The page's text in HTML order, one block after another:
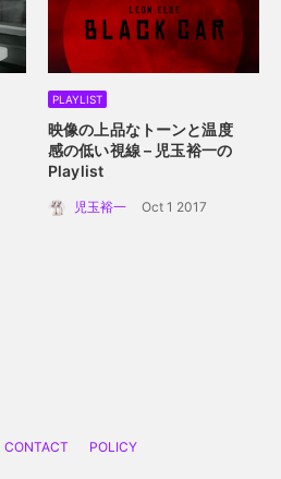
PLAYLIST
映像の上品なトーンと温度
感の低い視線 – 児玉裕一の
Playlist
児玉裕一 Oct 1 2017
CONTACT POLICY